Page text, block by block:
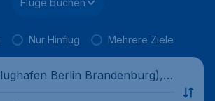
Flüge buchen
Nur Hinflug Mehrere Ziele
Berlin Brandenburg),